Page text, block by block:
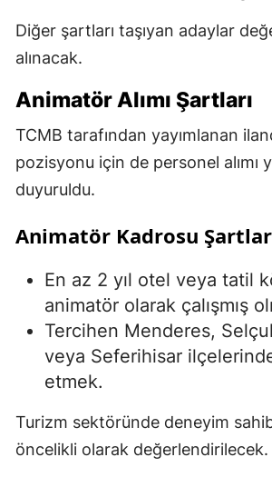
Diğer şartları taşıyan adaylar
alınacak.
Animatör Alımı Şartları
TCMB tarafından yayımlanan
pozisyonu için de personel alımı
duyuruldu.
Animatör Kadrosu
En az 2 yıl otel veya tatil
animatör olarak çalışmış
Tercihen Menderes,
veya Seferihisar
etmek.
Turizm sektöründe deneyim
öncelikli olarak değerlendirilecek.